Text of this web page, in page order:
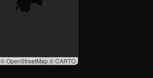
© OpenStreetMap © CARTO